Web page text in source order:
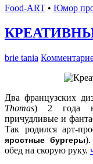
Food-ART • Юмор
brie tania
Два французских
Thomas) 2 года
причудливые и
Так родился арт-
яростные бургеры).
обед на скорую руку.